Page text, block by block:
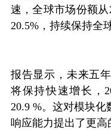
速，全球市场份额从
20.5%，持续保持全
报告显示，未来五
将保持快速增长，
20.9 %。这对模块
响应能力提出了更高